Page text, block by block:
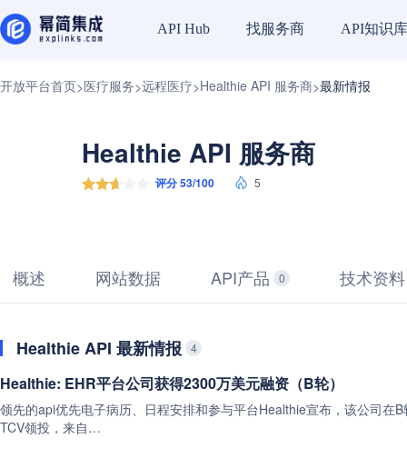
API Hub 找服务商 API知识库
开放平台首页>医疗服务>远程医疗>Healthie API 服务商>最新情报
Healthie API 服务商
评分 53/100 5
概述 网站数据 API产品 0 技术资料
Healthie API 最新情报 4
Healthie: EHR平台公司获得2300万美元融资（B轮）
领先的api优先电子病历、日程安排和参与平台Healthie宣布，该公司在
TCV领投，来自…